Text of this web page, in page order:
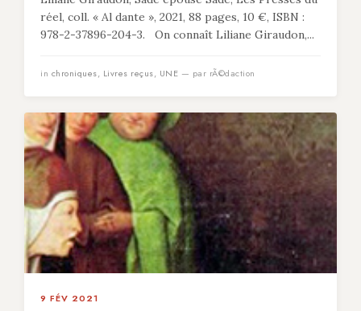
réel, coll. « Al dante », 2021, 88 pages, 10 €, ISBN :
978-2-37896-204-3. On connaît Liliane Giraudon,...
in chroniques, Livres reçus, UNE — par rÃ©daction
9 FÉV 2021